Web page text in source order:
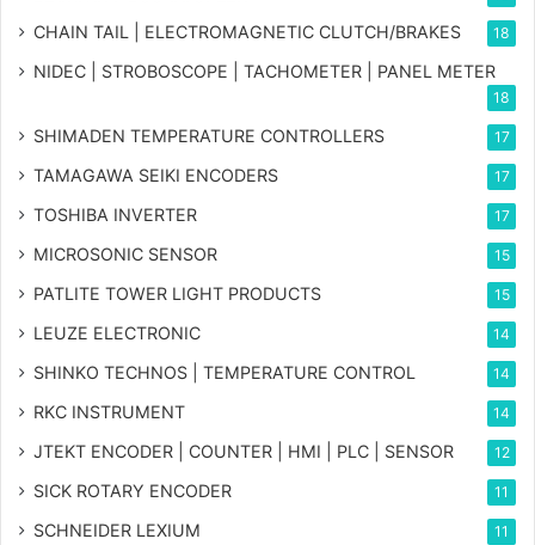
CHAIN TAIL | ELECTROMAGNETIC CLUTCH/BRAKES 18
NIDEC | STROBOSCOPE | TACHOMETER | PANEL METER
18
SHIMADEN TEMPERATURE CONTROLLERS 17
TAMAGAWA SEIKI ENCODERS 17
TOSHIBA INVERTER 17
MICROSONIC SENSOR 15
PATLITE TOWER LIGHT PRODUCTS 15
LEUZE ELECTRONIC 14
SHINKO TECHNOS | TEMPERATURE CONTROL 14
RKC INSTRUMENT 14
JTEKT ENCODER | COUNTER | HMI | PLC | SENSOR 12
SICK ROTARY ENCODER 11
SCHNEIDER LEXIUM 11